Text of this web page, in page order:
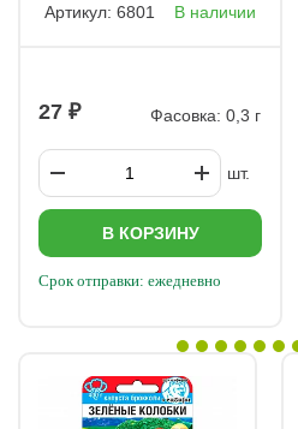
Вьюга
Артикул: 6801 В наличии
27 Фасовка: 0,3 г
шт.
В КОРЗИНУ
Срок отправки: ежедневно